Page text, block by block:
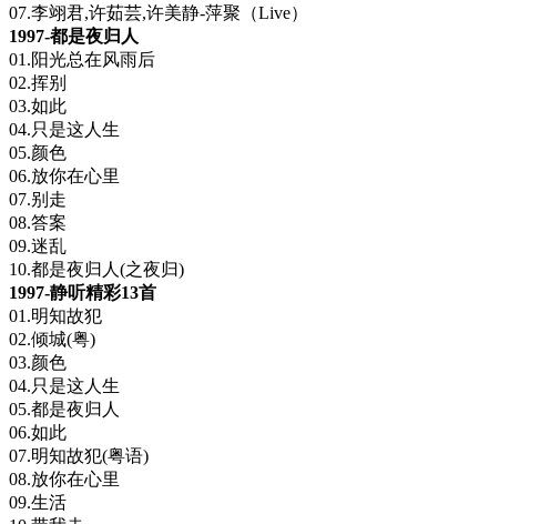
07.李翊君,许茹芸,许美静-萍聚（Live）
1997-都是夜归人
01.阳光总在风雨后
02.挥别
03.如此
04.只是这人生
05.颜色
06.放你在心里
07.别走
08.答案
09.迷乱
10.都是夜归人(之夜归)
1997-静听精彩13首
01.明知故犯
02.倾城(粤)
03.颜色
04.只是这人生
05.都是夜归人
06.如此
07.明知故犯(粤语)
08.放你在心里
09.生活